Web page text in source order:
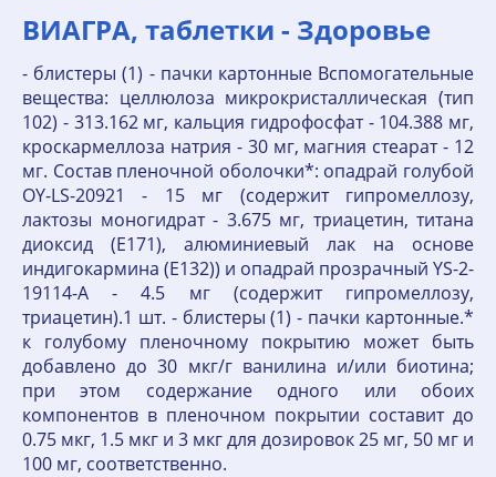
ВИАГРА, таблетки - Здоровье
- блистеры (1) - пачки картонные Вспомогательные
вещества: целлюлоза микрокристаллическая (тип
102) - 313.162 мг, кальция гидрофосфат - 104.388 мг,
кроскармеллоза натрия - 30 мг, магния стеарат - 12
мг. Состав пленочной оболочки*: опадрай голубой
OY-LS-20921 - 15 мг (содержит гипромеллозу,
лактозы моногидрат - 3.675 мг, триацетин, титана
диоксид (E171), алюминиевый лак на основе
индигокармина (E132)) и опадрай прозрачный YS-2-
19114-A - 4.5 мг (содержит гипромеллозу,
триацетин).1 шт. - блистеры (1) - пачки картонные.*
к голубому пленочному покрытию может быть
добавлено до 30 мкг/г ванилина и/или биотина;
при этом содержание одного или обоих
компонентов в пленочном покрытии составит до
0.75 мкг, 1.5 мкг и 3 мкг для дозировок 25 мг, 50 мг и
100 мг, соответственно.